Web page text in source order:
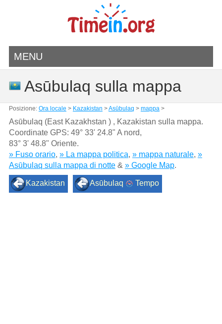
MENU
Asūbulaq sulla mappa
Posizione: Ora locale > Kazakistan >Asūbulaq > mappa>
Asūbulaq (East Kazakhstan ) , Kazakistan sulla mappa.
Coordinate GPS: 49° 33' 24.8" A nord,
83° 3' 48.8" Oriente.
» Fuso orario, » La mappa politica, » mappa naturale, »
Asūbulaq sulla mappa di notte& » Google Map.
Kazakistan Asūbulaq Tempo